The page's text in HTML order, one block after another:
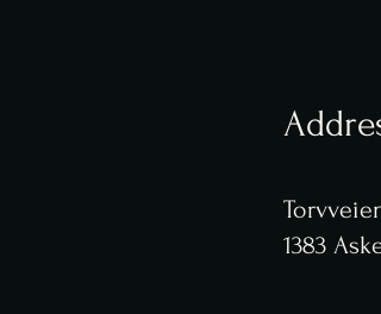
1383